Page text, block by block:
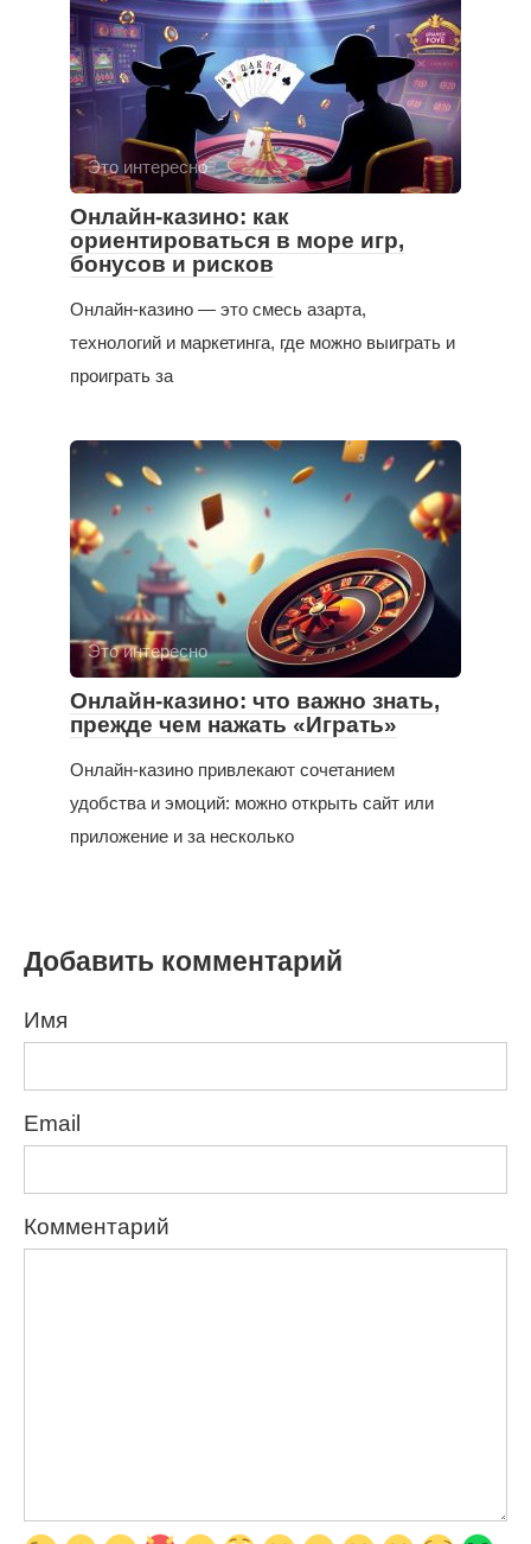
Это интересно
Онлайн-казино: как
ориентироваться в море игр,
бонусов и рисков
Онлайн-казино — это смесь азарта,
технологий и маркетинга, где можно выиграть и
проиграть за
Это интересно
Онлайн-казино: что важно знать,
прежде чем нажать «Играть»
Онлайн-казино привлекают сочетанием
удобства и эмоций: можно открыть сайт или
приложение и за несколько
Добавить комментарий
Имя
Email
Комментарий